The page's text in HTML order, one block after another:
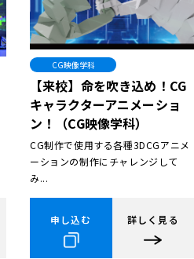
CG映像学科
【来校】命を吹き込め！CG
キャラクターアニメーショ
ン！（CG映像学科）
CG制作で使用する各種3DCGアニメ
ーションの制作にチャレンジして
み...
申し込む 詳しく見る